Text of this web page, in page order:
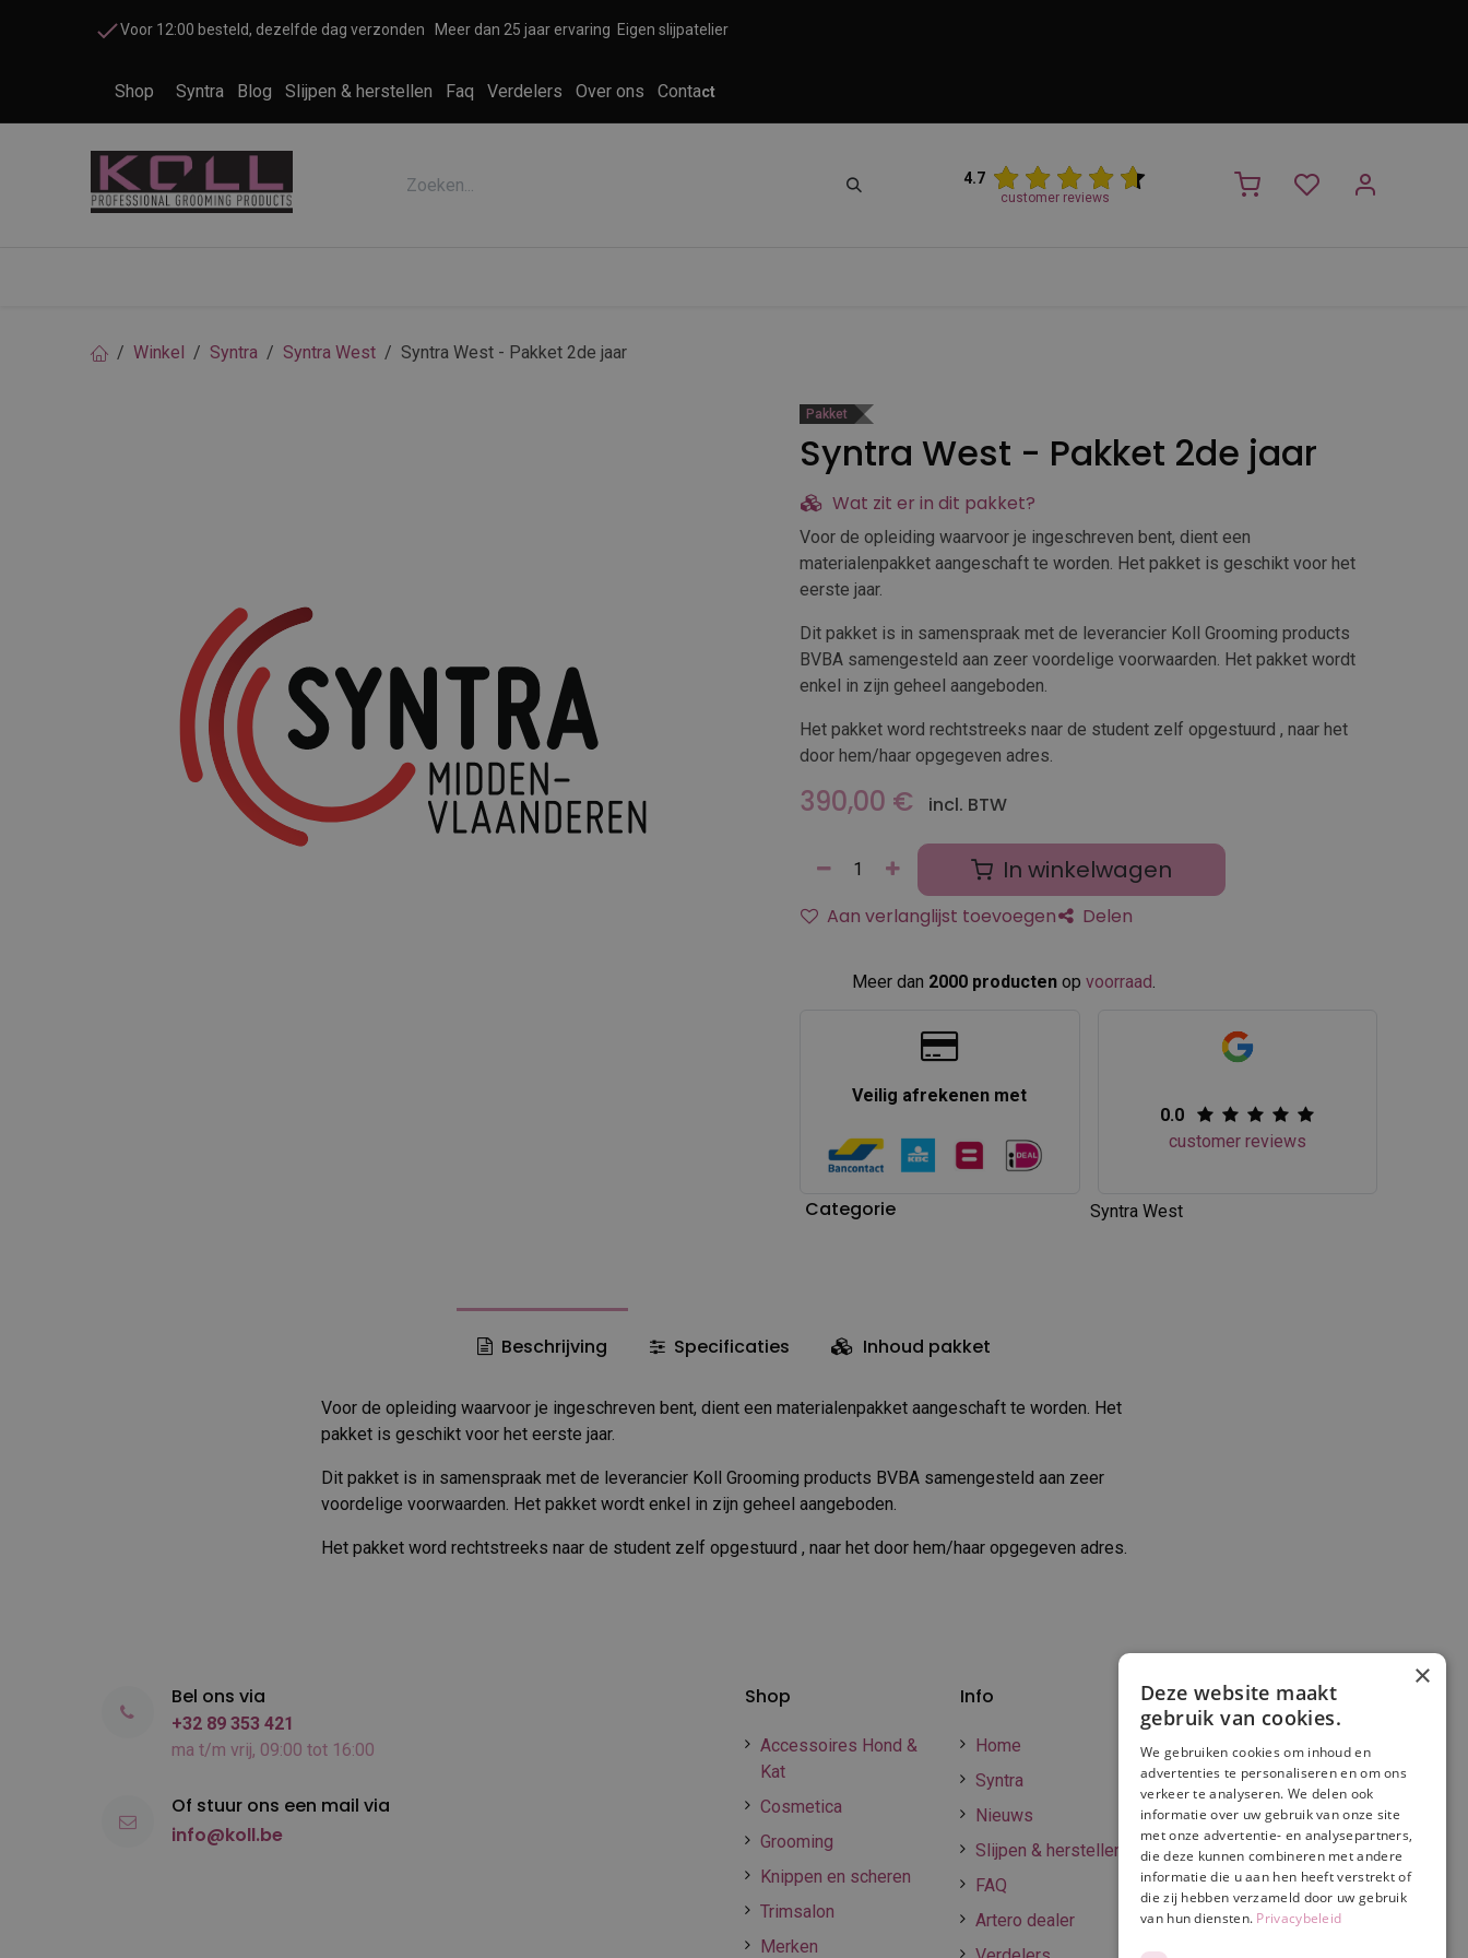
Voor 12:00 besteld, dezelfde dag verzonden Meer dan 25 jaar ervaring Eigen slijpatelier
Shop Syntra Blog Slijpen & herstellen Faq Verdelers Over ons Contact
4.7
customer reviews
Winkel Syntra Syntra West Syntra West - Pakket 2de jaar
Pakket
Syntra West - Pakket 2de jaar
Wat zit er in dit pakket?
Voor de opleiding waarvoor je ingeschreven bent, dient een
materialenpakket aangeschaft te worden. Het pakket is geschikt voor het
eerste jaar.
Dit pakket is in samenspraak met de leverancier Koll Grooming products
BVBA samengesteld aan zeer voordelige voorwaarden. Het pakket wordt
enkel in zijn geheel aangeboden.
Het pakket word rechtstreeks naar de student zelf opgestuurd , naar het
door hem/haar opgegeven adres.
390,00 € incl. BTW
In winkelwagen
Aan verlanglijst toevoegen Delen
Meer dan 2000 producten op voorraad
Veilig afrekenen met
0.0
customer reviews
Categorie Syntra West
Beschrijving Specificaties Inhoud pakket
Voor de opleiding waarvoor je ingeschreven bent, dient een materialenpakket aangeschaft te worden. Het
pakket is geschikt voor het eerste jaar.
Dit pakket is in samenspraak met de leverancier Koll Grooming products BVBA samengesteld aan zeer
voordelige voorwaarden. Het pakket wordt enkel in zijn geheel aangeboden.
Het pakket word rechtstreeks naar de student zelf opgestuurd , naar het door hem/haar opgegeven adres.
Info
Home
Syntra
Nieuws
Slijpen & herstellen
FAQ
Artero dealer
Shop
Accessoires Hond &
Kat
Cosmetica
Grooming
Knippen en scheren
Trimsalon
Merken
Verzenden en
betalen
Online betalen
Retourneren
Algemene
voorwaarden
Privacy & Cookie
policy
Bel ons via
+32 89 353 421
ma t/m vrij, 09:00 tot 16:00
Of stuur ons een mail via
info@koll.be
×
Deze website maakt
gebruik van cookies.
We gebruiken cookies om inhoud en
advertenties te personaliseren en om ons
verkeer te analyseren. We delen ook
informatie over uw gebruik van onze site
met onze advertentie- en analysepartners,
die deze kunnen combineren met andere
informatie die u aan hen heeft verstrekt of
die zij hebben verzameld door uw gebruik
van hun diensten. Privacybeleid